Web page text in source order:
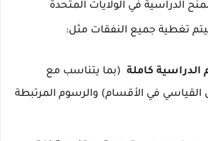
الدراسية في الولايات المتحدة
تغطية جميع النفقات مثل:
كاملة (بما يتناسب مع
في الأقسام) والرسوم المرتبطة